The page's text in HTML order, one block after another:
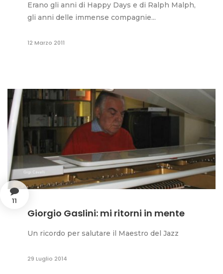
Erano gli anni di Happy Days e di Ralph Malph,
gli anni delle immense compagnie...
12 Marzo 2011
11
Giorgio Gaslini: mi ritorni in mente
Un ricordo per salutare il Maestro del Jazz
29 Luglio 2014